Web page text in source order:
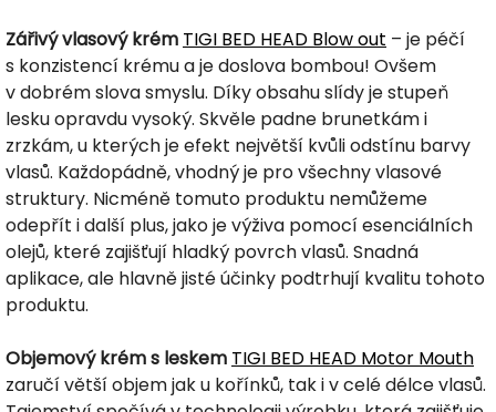
Zářivý vlasový krém TIGI BED HEAD Blow out – je péčí
s konzistencí krému a je doslova bombou! Ovšem
v dobrém slova smyslu. Díky obsahu slídy je stupeň
lesku opravdu vysoký. Skvěle padne brunetkám i
zrzkám, u kterých je efekt největší kvůli odstínu barvy
vlasů. Každopádně, vhodný je pro všechny vlasové
struktury. Nicméně tomuto produktu nemůžeme
odepřít i další plus, jako je výživa pomocí esenciálních
olejů, které zajišťují hladký povrch vlasů. Snadná
aplikace, ale hlavně jisté účinky podtrhují kvalitu tohoto
produktu.
Objemový krém s leskem TIGI BED HEAD Motor Mouth
zaručí větší objem jak u kořínků, tak i v celé délce vlasů.